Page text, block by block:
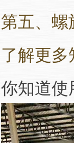
第五、
了解更
你知道